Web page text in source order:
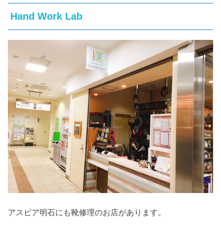
Hand Work Lab
アスピア明石にも靴修理のお店があります。